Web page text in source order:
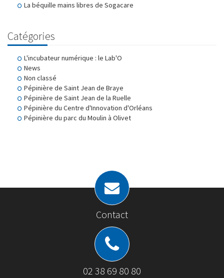
La béquille mains libres de Sogacare
Catégories
L'incubateur numérique : le Lab'O
News
Non classé
Pépinière de Saint Jean de Braye
Pépinière de Saint Jean de la Ruelle
Pépinière du Centre d'Innovation d'Orléans
Pépinière du parc du Moulin à Olivet
Contact
02 38 69 80 80